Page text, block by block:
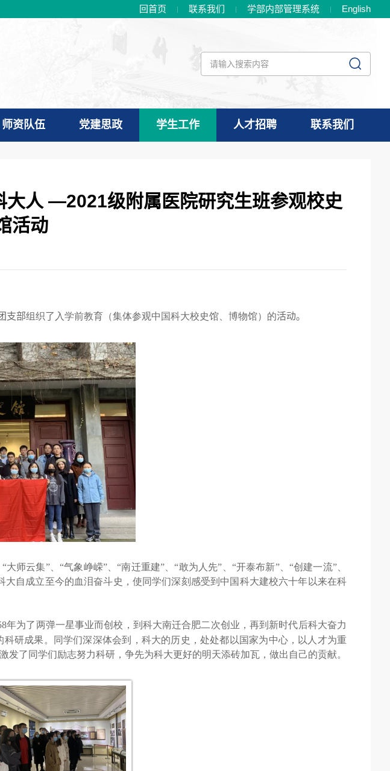
回首页 联系我们 学部内部管理系统 English
师资队伍 党建思政 学生工作 人才招聘 联系我们
人 —2021级附属医院研究生班参观校史
活动
支部组织了 入学前教育（集体参观中国科大校史馆、 博物馆） 的活动。
师云集”、“气象峥嵘”、“南迁重建”、“敢为人先”、“开泰布新”、“创建一流”、
大自成立至今的血泪奋斗史，使同学们深刻感受到中国科大建校六十年以来在科
年为了两弹一星事业而创校，到科大南迁合肥二次创业，再到新时代后科大奋力
科研成果。
同学们深深体会到，科大的历史，处处都以国家为中心，以人才为重
发了同学们励志努力科研 ， 争先为科大更好的明天添砖加瓦 ， 做出自己的贡献。